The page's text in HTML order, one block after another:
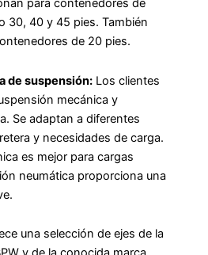
para contenedores de
30, 40 y 45 pies. También
de 20 pies.
de suspensión: Los clientes
mecánica y
Se adaptan a diferentes
y necesidades de carga.
es mejor para cargas
neumática proporciona una
una selección de ejes de la